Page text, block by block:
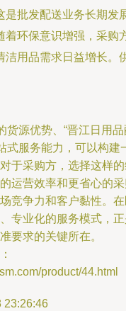
批发配送业务长期发
着环保意识增强，采购
洁用品需求日益增长。
货源优势、“晋江日用
式服务能力，可以构
于采购方，选择这样
运营效率和更省心的
竞争力和客户黏性。
专业化的服务模式，
要求的关键所在。
product/44.html
23:26:46